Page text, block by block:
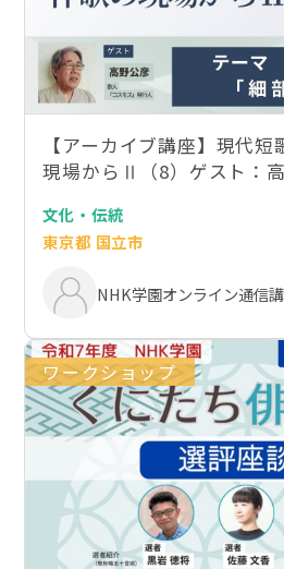
【アーカイブ講座】現代
現場からⅡ（8）ゲスト：
文化・伝統
東京都 国立市
NHK学園オンライン通信
ワークショップ